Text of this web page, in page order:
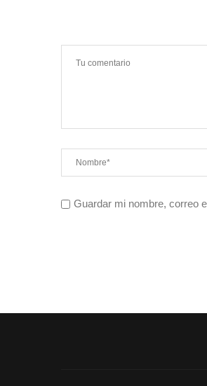
Guardar mi nombre, correo